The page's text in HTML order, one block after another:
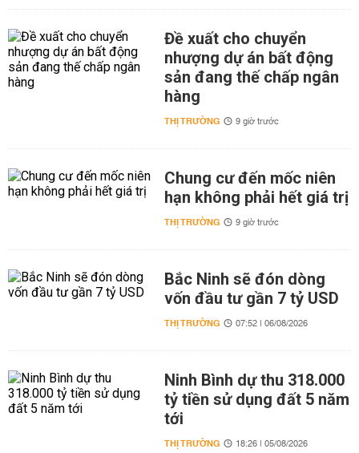
Đề xuất cho chuyển
nhượng dự án bất động
sản đang thế chấp ngân
hàng
THỊ TRƯỜNG 9 giờ trước
Chung cư đến mốc niên
hạn không phải hết giá trị
THỊ TRƯỜNG 9 giờ trước
Bắc Ninh sẽ đón dòng
vốn đầu tư gần 7 tỷ USD
THỊ TRƯỜNG 07:52 | 06/08/2026
Ninh Bình dự thu 318.000
tỷ tiền sử dụng đất 5 năm
tới
THỊ TRƯỜNG 18:26 | 05/08/2026